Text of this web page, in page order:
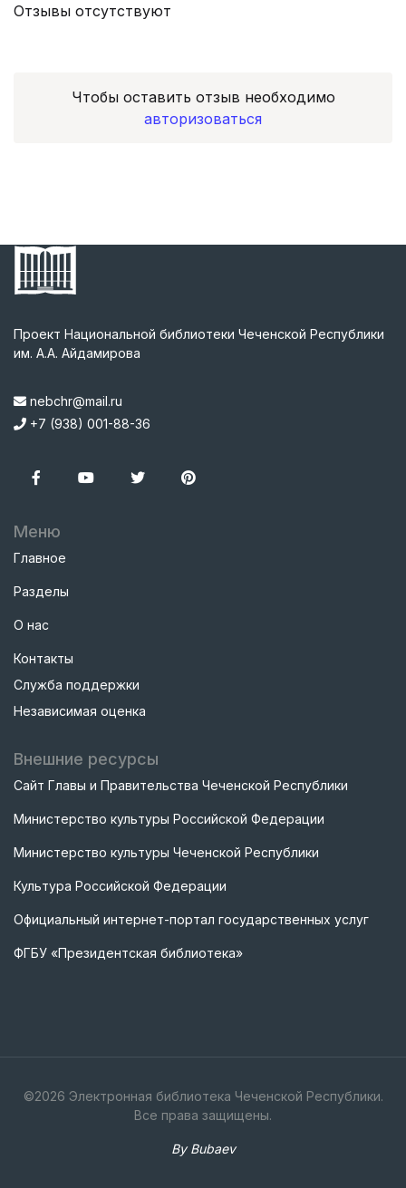
Отзывы отсутствуют
Чтобы оставить отзыв необходимо
авторизоваться
Проект Национальной библиотеки Чеченской Республики
им. А.А. Айдамирова
nebchr@mail.ru
+7 (938) 001-88-36
Меню
Главное
Разделы
О нас
Контакты
Служба поддержки
Независимая оценка
Внешние ресурсы
Сайт Главы и Правительства Чеченской Республики
Министерство культуры Российской Федерации
Министерство культуры Чеченской Республики
Культура Российской Федерации
Официальный интернет-портал государственных услуг
ФГБУ «Президентская библиотека»
©2026 Электронная библиотека Чеченской Республики.
Все права защищены.
By Bubaev